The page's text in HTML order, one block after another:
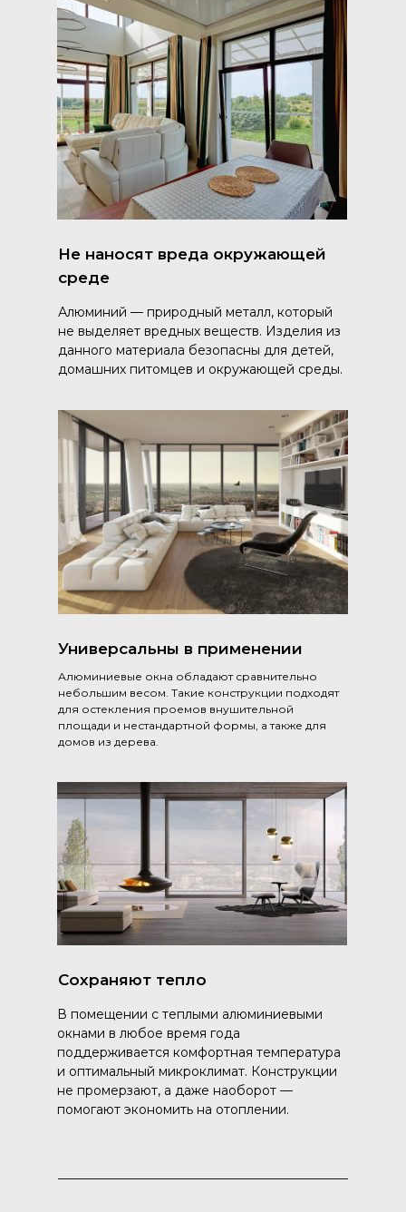
Не наносят вреда окружающей
среде
Алюминий — природный металл, который
не выделяет вредных веществ. Изделия из
данного материала безопасны для детей,
домашних питомцев и окружающей среды.
Сохраняют тепло
В помещении с теплыми алюминиевыми
окнами в любое время года
поддерживается комфортная температура
и оптимальный микроклимат. Конструкции
не промерзают, а даже наоборот —
помогают экономить на отоплении.
Универсальны в применении
Алюминиевые окна обладают сравнительно
небольшим весом. Такие конструкции подходят
для остекления проемов внушительной
площади и нестандартной формы, а также для
домов из дерева.